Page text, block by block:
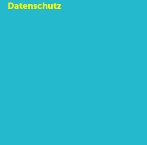
Datenschutz